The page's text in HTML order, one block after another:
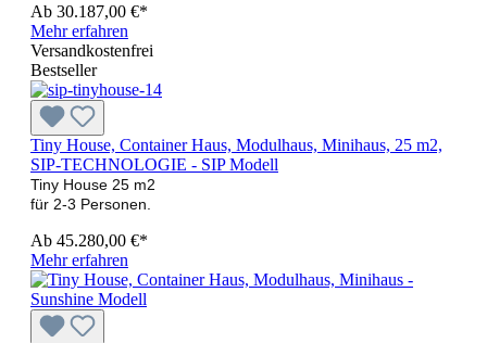
Ab 30.187,00 €*
Mehr erfahren
Versandkostenfrei
Bestseller
Tiny House, Container Haus, Modulhaus, Minihaus, 25 m2,
SIP-TECHNOLOGIE - SIP Modell
Tiny House 25 m2
für 2-3 Personen.
Ab 45.280,00 €*
Mehr erfahren